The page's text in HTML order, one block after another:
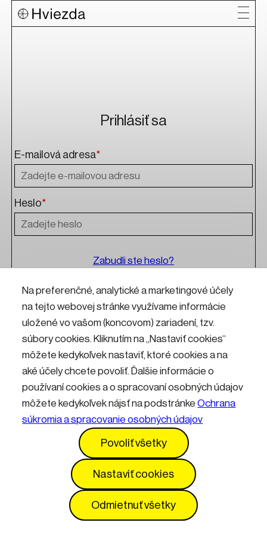
Na preferenčné, analytické a marketingové účely
na tejto webovej stránke využívame informácie
uložené vo vašom (koncovom) zariadení, tzv.
súbory cookies. Kliknutím na „Nastaviť cookies“
môžete kedykoľvek nastaviť, ktoré cookies a na
aké účely chcete povoliť. Ďalšie informácie o
používaní cookies a o spracovaní osobných údajov
môžete kedykoľvek nájsť na podstránkeOchrana
súkromia a spracovanie osobných údajov
Povoliť všetky
Nastaviť cookies
Odmietnuť všetky
Prihlásiť sa
E-mailová adresa*
Heslo*
Zabudli ste heslo?
Přihlásit
Kontakty Informácie pre návštevníkov
Prevádzkový poriadok
Vyhlásenie o prístupnosti Služby
Nastavenia cookies